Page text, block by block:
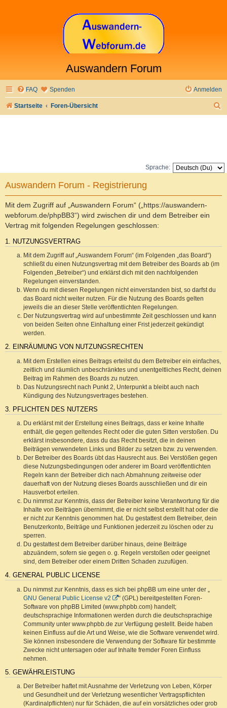
Auswandern Forum
FAQ Spenden Anmelden
Startseite Foren-Übersicht
Sprache:
Auswandern Forum - Registrierung
Mit dem Zugriff auf „Auswandern Forum“ („https://auswandern-
webforum.de/phpBB3“) wird zwischen dir und dem Betreiber ein
Vertrag mit folgenden Regelungen geschlossen:
1. NUTZUNGSVERTRAG
Mit dem Zugriff auf „Auswandern Forum“ (im Folgenden „das Board“)
schließt du einen Nutzungsvertrag mit dem Betreiber des Boards ab (im
Folgenden „Betreiber“) und erklärst dich mit den nachfolgenden
Regelungen einverstanden.
Wenn du mit diesen Regelungen nicht einverstanden bist, so darfst du
das Board nicht weiter nutzen. Für die Nutzung des Boards gelten
jeweils die an dieser Stelle veröffentlichten Regelungen.
Der Nutzungsvertrag wird auf unbestimmte Zeit geschlossen und kann
von beiden Seiten ohne Einhaltung einer Frist jederzeit gekündigt
werden.
2. EINRÄUMUNG VON NUTZUNGSRECHTEN
Mit dem Erstellen eines Beitrags erteilst du dem Betreiber ein einfaches,
zeitlich und räumlich unbeschränktes und unentgeltliches Recht, deinen
Beitrag im Rahmen des Boards zu nutzen.
Das Nutzungsrecht nach Punkt 2, Unterpunkt a bleibt auch nach
Kündigung des Nutzungsvertrages bestehen.
3. PFLICHTEN DES NUTZERS
Du erklärst mit der Erstellung eines Beitrags, dass er keine Inhalte
enthält, die gegen geltendes Recht oder die guten Sitten verstoßen. Du
erklärst insbesondere, dass du das Recht besitzt, die in deinen
Beiträgen verwendeten Links und Bilder zu setzen bzw. zu verwenden.
Der Betreiber des Boards übt das Hausrecht aus. Bei Verstößen gegen
diese Nutzungsbedingungen oder anderer im Board veröffentlichten
Regeln kann der Betreiber dich nach Abmahnung zeitweise oder
dauerhaft von der Nutzung dieses Boards ausschließen und dir ein
Hausverbot erteilen.
Du nimmst zur Kenntnis, dass der Betreiber keine Verantwortung für die
Inhalte von Beiträgen übernimmt, die er nicht selbst erstellt hat oder die
er nicht zur Kenntnis genommen hat. Du gestattest dem Betreiber, dein
Benutzerkonto, Beiträge und Funktionen jederzeit zu löschen oder zu
sperren.
Du gestattest dem Betreiber darüber hinaus, deine Beiträge
abzuändern, sofern sie gegen o. g. Regeln verstoßen oder geeignet
sind, dem Betreiber oder einem Dritten Schaden zuzufügen.
4. GENERAL PUBLIC LICENSE
Du nimmst zur Kenntnis, dass es sich bei phpBB um eine unter der „
GNU General Public License v2
“ (GPL) bereitgestellten Foren-
Software von phpBB Limited (www.phpbb.com) handelt;
deutschsprachige Informationen werden durch die deutschsprachige
Community unter www.phpbb.de zur Verfügung gestellt. Beide haben
keinen Einfluss auf die Art und Weise, wie die Software verwendet wird.
Sie können insbesondere die Verwendung der Software für bestimmte
Zwecke nicht untersagen oder auf Inhalte fremder Foren Einfluss
nehmen.
5. GEWÄHRLEISTUNG
Der Betreiber haftet mit Ausnahme der Verletzung von Leben, Körper
und Gesundheit und der Verletzung wesentlicher Vertragspflichten
(Kardinalpflichten) nur für Schäden, die auf ein vorsätzliches oder grob